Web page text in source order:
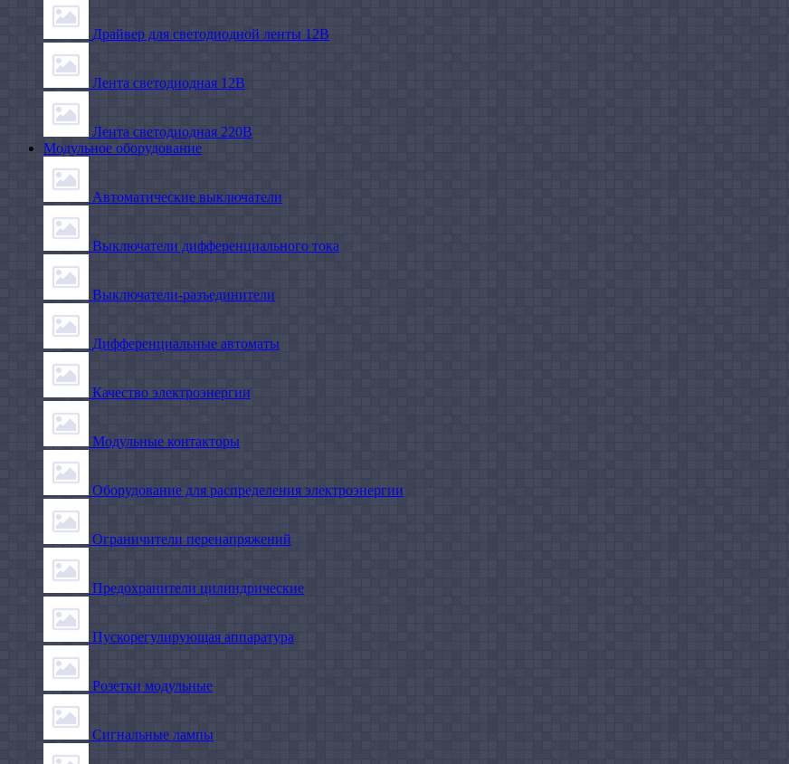
Драйвер для светодиодной ленты 12В
Лента светодиодная 12В
Лента светодиодная 220В
Модульное оборудование
Автоматические выключатели
Выключатели дифференциального тока
Выключатели-разъединители
Дифференциальные автоматы
Качество электроэнергии
Модульные контакторы
Оборудование для распределения электроэнергии
Ограничители перенапряжений
Предохранители цилиндрические
Пускорегулирующая аппаратура
Розетки модульные
Сигнальные лампы